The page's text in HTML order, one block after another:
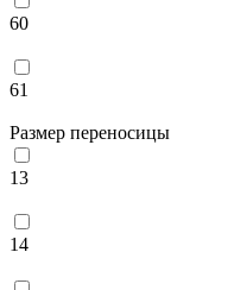
60
61
Размер переносицы
13
14